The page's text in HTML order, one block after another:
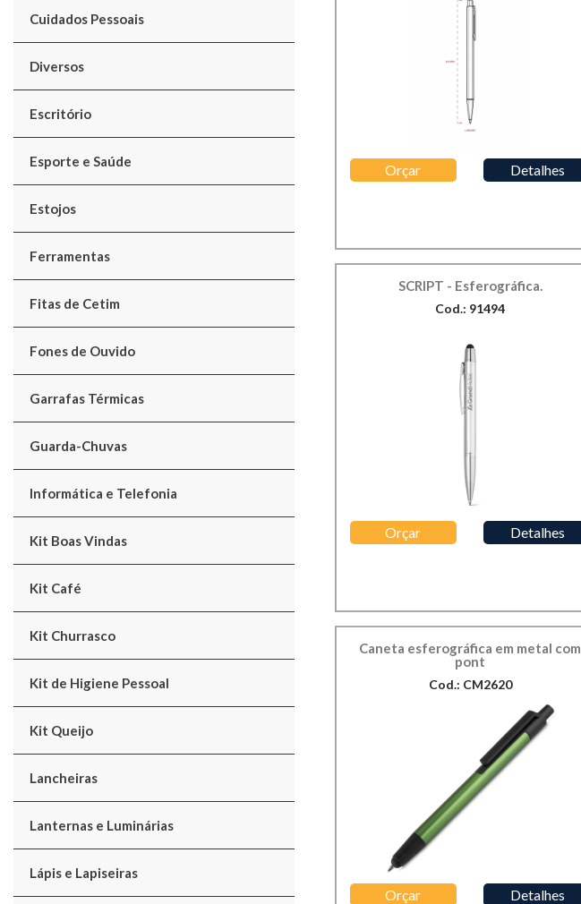
Cuidados Pessoais
Diversos
Escritório
Esporte e Saúde
Estojos
Ferramentas
Fitas de Cetim
Fones de Ouvido
Garrafas Térmicas
Guarda-Chuvas
Informática e Telefonia
Kit Boas Vindas
Kit Café
Kit Churrasco
Kit de Higiene Pessoal
Kit Queijo
Lancheiras
Lanternas e Luminárias
Lápis e Lapiseiras
Orçar Detalhes
SCRIPT - Esferográfica.
Cod.: 91494
Orçar Detalhes
Caneta esferográfica em metal com
pont
Cod.: CM2620
Orçar Detalhes